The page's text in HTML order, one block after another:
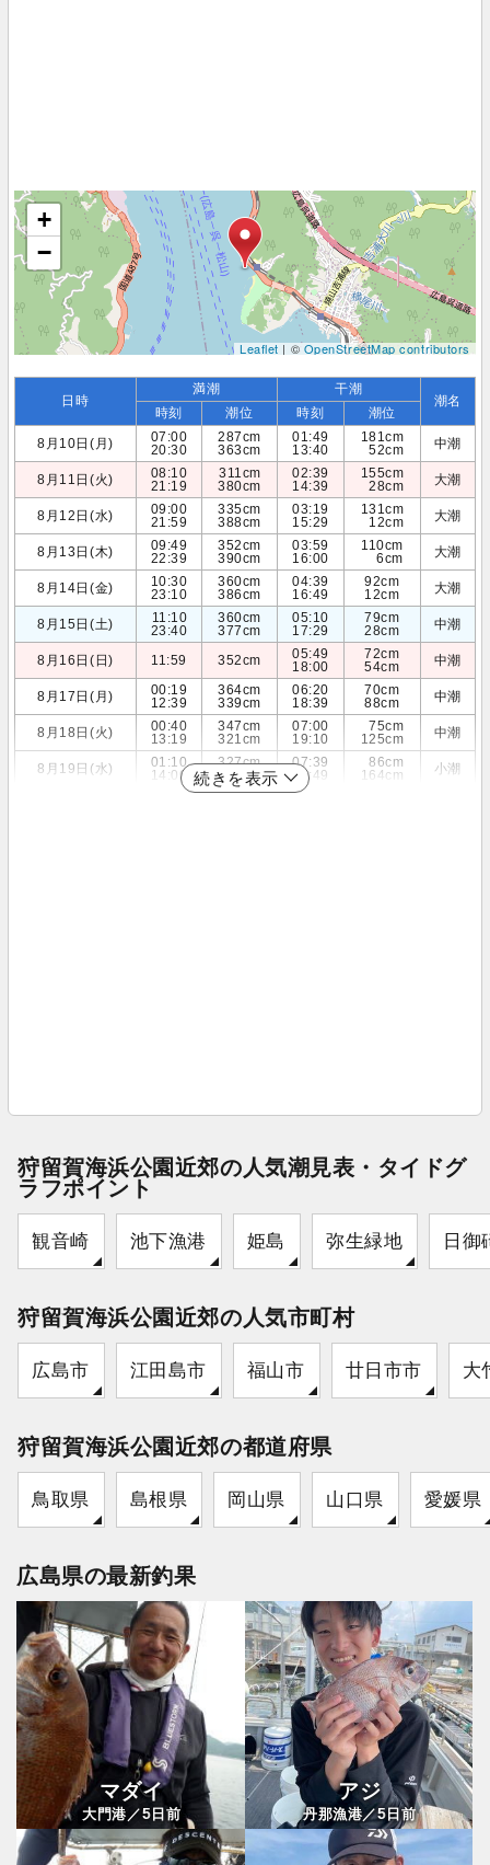
+
−
Leaflet| ©OpenStreetMap contributors
日時
満潮 干潮
潮名
時刻 潮位 時刻
潮位
8月10日(月)
07:00
20:30
287cm
363cm
01:49
13:40
181cm
52cm
中潮
8月11日(火)
08:10
21:19
311cm
380cm
02:39
14:39
155cm
28cm
大潮
8月12日(水)
09:00
21:59
335cm
388cm
03:19
15:29
131cm
12cm
大潮
8月13日(木)
09:49
22:39
352cm
390cm
03:59
16:00
110cm
6cm
大潮
8月14日(金)
10:30
23:10
360cm
386cm
04:39
16:49
92cm
12cm
大潮
8月15日(土)
11:10
23:40
360cm
377cm
05:10
17:29
79cm
28cm
中潮
8月16日(日) 11:59 352cm
05:49
18:00
72cm
54cm
中潮
8月17日(月)
00:19
12:39
364cm
339cm
06:20
18:39
70cm
88cm
中潮
8月18日(火)
00:40
13:19
347cm
321cm
07:00
19:10
75cm
125cm
中潮
8月19日(水)
01:10
14:00
327cm
301cm
07:39
19:49
86cm
164cm
小潮
続きを表示
狩留賀海浜公園近郊の人気潮見表・タイドグ
ラフポイント
観音崎 池下漁港 姫島 弥生緑地 日御
狩留賀海浜公園近郊の人気市町村
広島市 江田島市 福山市 廿日市市 大
狩留賀海浜公園近郊の都道府県
鳥取県 島根県 岡山県 山口県 愛媛県
広島県の最新釣果
マダイ
大門港／5 日前
アジ
丹那漁港／5日前